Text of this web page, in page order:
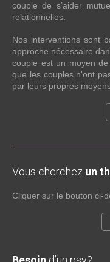
couple de s’aider
relationnelles.
Nos interventions sont
approche nécessaire
couple est un moyen
que les couples n'ont
par leurs propres
Vous cherchez un
Cliquer sur le bouton ci-